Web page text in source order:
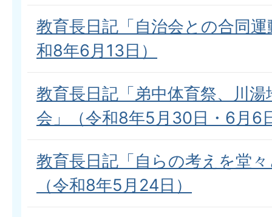
教育長日記「自治会との合同
和8年6月13日）
教育長日記「弟中体育祭、川
会」（令和8年5月30日・6月6
教育長日記「自らの考えを堂
（令和8年5月24日）